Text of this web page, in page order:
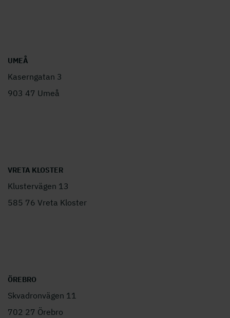
UMEÅ
Kaserngatan 3
903 47 Umeå
VRETA KLOSTER
Klustervägen 13
585 76 Vreta Kloster
ÖREBRO
Skvadronvägen 11
702 27 Örebro